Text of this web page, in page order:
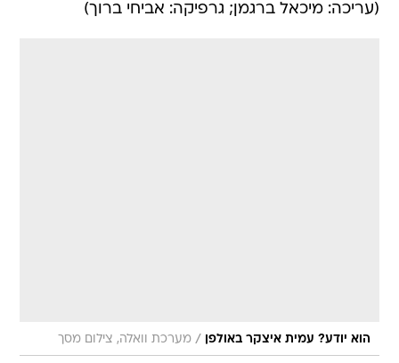
(עריכה: מיכאל ברגמן; גרפיקה: אביחי ברוך)
הוא יודע? עמית איצקר באולפן / מערכת וואלה, צילום מסך